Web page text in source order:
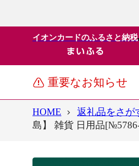
イオンカードのふるさと納税
重要なお知らせ
HOME 返礼品をさが
島】 雑貨 日用品